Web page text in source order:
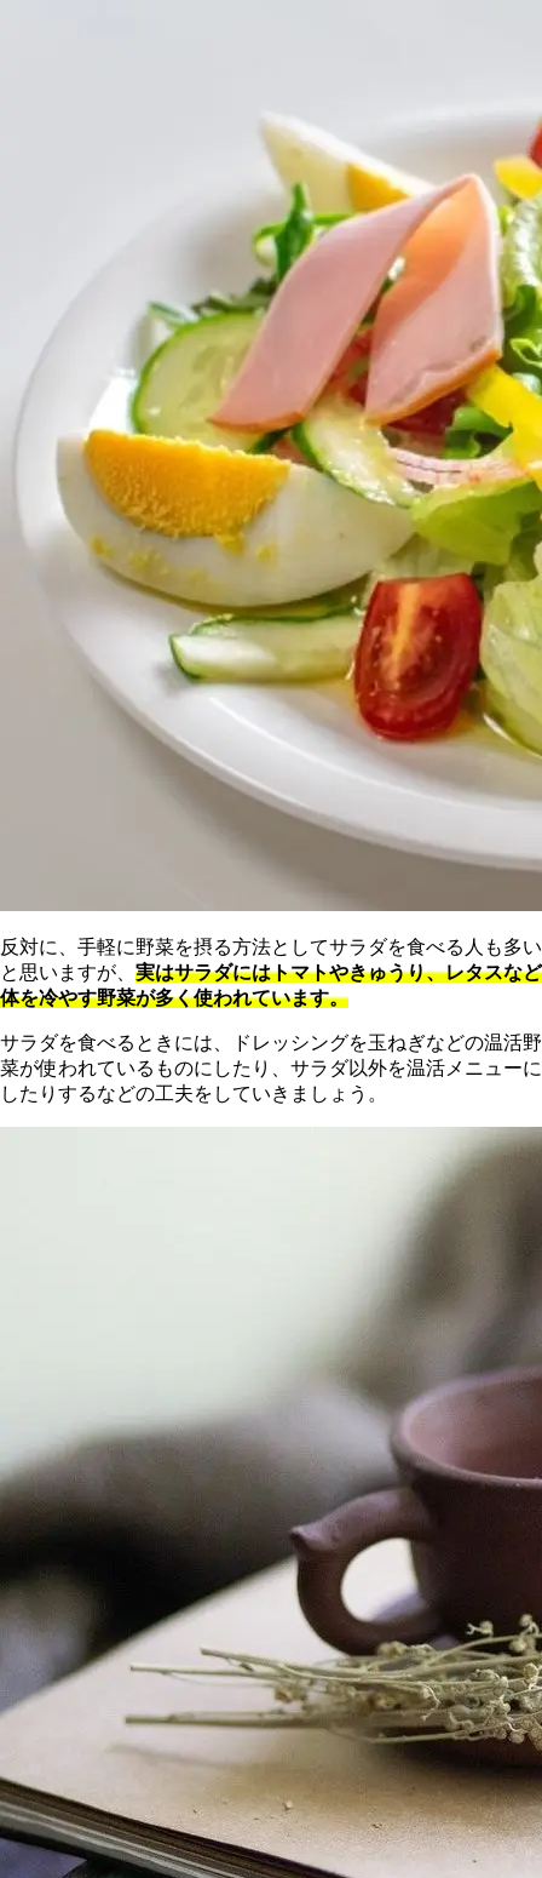
反対に、手軽に野菜を摂る方法としてサラダを食べる人も多い
と思いますが、 実はサラダにはトマトやきゅうり、レタスなど
体を冷やす野菜が多く使われています。
サラダを食べるときには、ドレッシングを玉ねぎなどの温活野
菜が使われているものにしたり、サラダ以外を温活メニューに
したりするなどの工夫をしていきましょう。